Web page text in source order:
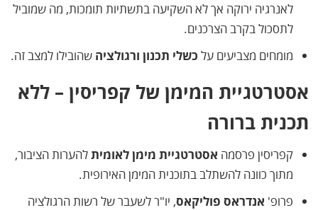
לאנרגיה ירוקה אך לא השקיעה בתשתיות תומכות, מה שמוביל
לתסכול בקרב הצרכנים.
מומחים מצביעים על כשלי תכנון ורגולציה שהובילו למצב זה.
אסטרטגיית המימן של קפריסין – ללא
תכנית ברורה
קפריסין פרסמה אסטרטגיית מימן לאומיתלהערות הציבור,
מתוך כוונה להשתלב בתוכנית המימן האירופית.
פרופ' אנדראס פוליקאס, יו"ר לשעבר של רשות הרגולציה